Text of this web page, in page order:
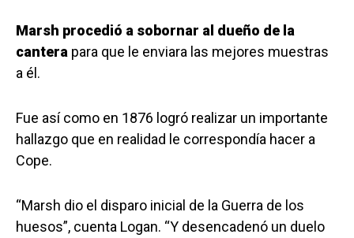
Marsh procedió a sobornar al dueño de la
cantera para que le enviara las mejores muestras
a él.
Fue así como en 1876 logró realizar un importante
hallazgo que en realidad le correspondía hacer a
Cope.
“Marsh dio el disparo inicial de la Guerra de los
huesos”, cuenta Logan. “Y desencadenó un duelo